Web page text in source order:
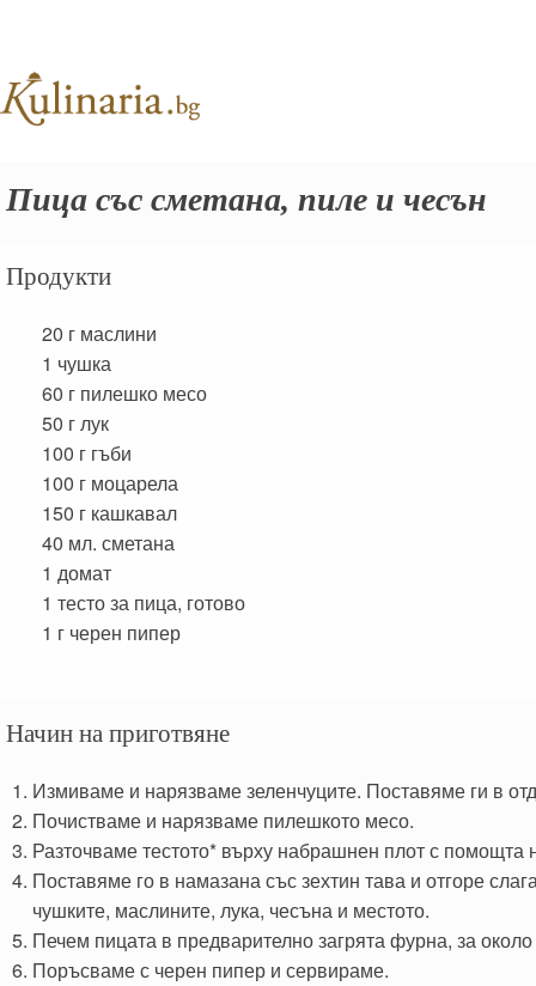
Пица със сметана, пиле и чесън
Продукти
20 г маслини
1 чушка
60 г пилешко месо
50 глук
100 г гъби
100 г моцарела
150 г кашкавал
40 мл. сметана
1 домат
1 тесто за пица, готово
1 г черен пипер
Начин на приготвяне
Измиваме и нарязваме зеленчуците. Поставяме ги в
Почистваме и нарязваме пилешкото месо.
Разточваме тестото* върху набрашнен плот с помощта
Поставяме го в намазана със зехтин тава и отгоре
чушките, маслините, лука, чесъна и местото.
Печем пицата в предварително загрята фурна, за
Поръсваме с черен пипер и сервираме.